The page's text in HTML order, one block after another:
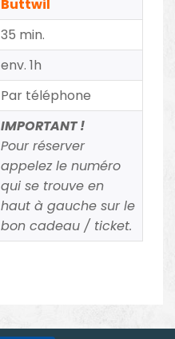
Buttwil
35 min.
env. 1h
Par téléphone
IMPORTANT !
Pour réserver
appelez le numéro
qui se trouve en
haut à gauche sur le
bon cadeau / ticket.